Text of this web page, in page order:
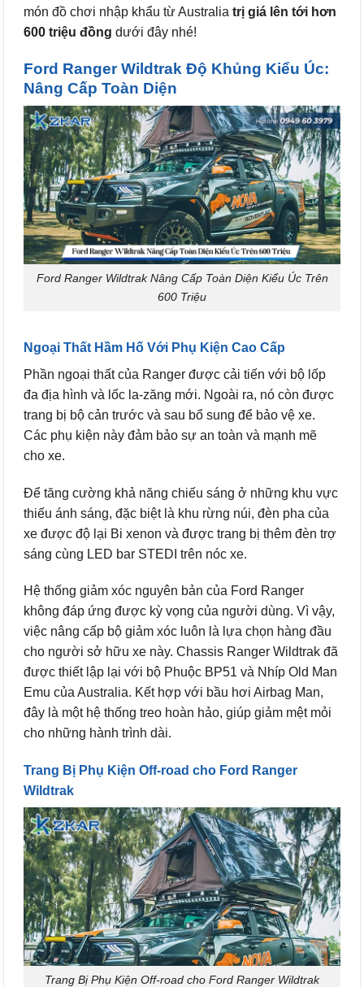
món đồ chơi nhập khẩu từ Australia trị giá lên tới hơn
600 triệu đồng dưới đây nhé!
Ford Ranger Wildtrak Độ Khủng Kiểu Úc:
Nâng Cấp Toàn Diện
Ford Ranger Wildtrak Nâng Cấp Toàn Diện Kiểu Úc Trên
600 Triệu
Ngoại Thất Hầm Hố Với Phụ Kiện Cao Cấp
Phần ngoại thất của Ranger được cải tiến với bộ lốp
đa địa hình và lốc la-zăng mới. Ngoài ra, nó còn được
trang bị bộ cản trước và sau bổ sung để bảo vệ xe.
Các phụ kiện này đảm bảo sự an toàn và mạnh mẽ
cho xe.
Để tăng cường khả năng chiếu sáng ở những khu vực
thiếu ánh sáng, đặc biệt là khu rừng núi, đèn pha của
xe được độ lại Bi xenon và được trang bị thêm đèn trợ
sáng cùng LED bar STEDI trên nóc xe.
Hệ thống giảm xóc nguyên bản của Ford Ranger
không đáp ứng được kỳ vọng của người dùng. Vì vậy,
việc nâng cấp bộ giảm xóc luôn là lựa chọn hàng đầu
cho người sở hữu xe này. Chassis Ranger Wildtrak đã
được thiết lập lại với bộ Phuộc BP51 và Nhíp Old Man
Emu của Australia. Kết hợp với bầu hơi Airbag Man,
đây là một hệ thống treo hoàn hảo, giúp giảm mệt mỏi
cho những hành trình dài.
Trang Bị Phụ Kiện Off-road cho Ford Ranger
Wildtrak
Trang Bị Phụ Kiện Off-road cho Ford Ranger Wildtrak